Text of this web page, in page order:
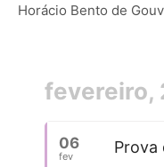
Horácio Bento de
fevereiro,
06
fev Prova